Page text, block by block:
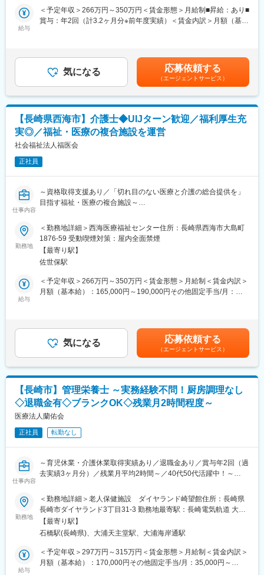
す。
・通所事業所（デイケア）
・訪問事業所（訪問介護）
その他、レクリエーション・余暇活動・外出支援、行事の企画と
実施等がございます。
趣味や個性を理解し、不安を安心感に変え、コミュニケーション
■就業時間について：
交替制（シフト制）となります。
◇シフトパターン
（1）07:00～16:00
（2）10:00～19:00
（3）13:00～22:00
◇夜勤
特養：22:00～07:00（休憩60分）又は13:00～07:00（休憩120
分）のどちらか選択可
老健：16:00～10:00（休憩120分）
■魅力：
賞与や昇給のための人事考課制度とは別に、介護従事者処遇改善
におけるスキルアップ研修制度を設けていますので内部・外部研
修を通じ働きながら自身の技術や知識・介護における快互の構築
れる仕組
みとなっていますので積極的に知識や技術を身につけられた方は
誕生日月には自己研鑽を促進するため研修費を一時金支給した
り、入職時や資格取得時にも一時金を支給しています。まとまっ
た資格取得費が必要な場合は法人の無利子奨学金の設置もありま
す。
給与
＜予定年収＞266万円～350万円＜賃金形態＞月給制■昇給：あり■
賞与：年2回（計3.2ヶ月分※前年度実績）＜賃金内訳＞月額（基本
10.6時間分／10,000円～20,000円（超過分は別途支給）・資格／
職務手当：6,000円～6,000円・制限手当：1,000円～3,500円・処
遇改善手当：8,500円～28,000円賃金はあくまでも目安の金額で
あり、選考を通じて上下する可能性があります。月給(月額)は固定
手当を含めた表記です。
気になる 応募依頼する
（エージェントサービス）
【長崎県西海市】介護士◆UIJターン歓迎／福利厚生充
実◎／福祉・医療の複合施設を運営
社会福祉法人福医会
正社員
仕事内容
～資格取得支援あり／「切れ目のない医療と介護の総合提供を」
目指す福祉・医療の複合施設～
■仕事内容：
・特別養護老人ホーム、短期入所における介護業務、それに付随
する業務
・介護療養型老人保健施設、短期（6床）における介護業務、それ
に付随する介護業務
・在宅事業所（デイケア・訪問介護等）における介護業務、それ
に付随する介護業務
その他、レクリエーション・余暇活動・外出支援、行事の企画と
実施等がございます。
趣味や個性を理解し、不安を安心感に変え、コミュニケーション
■魅力：
賞与や昇給のための人事考課制度とは別に、介護従事者処遇改善
におけるスキルアップ研修制度を設けていますので内部・外部研
修を通じ働きながら自身の技術や知識・介護における快互の構築
を目指すことができます。これに順じて修了ごとに手当は加算さ
れる仕組
みとなっていますので積極的に知識や技術を身につけられた方は
手当が高くなるよう設定しています。
また、受講ペースは任意ですので時期的に家庭を重視したい、子
育て世帯などの方は自身の周辺環境に応じて進めることも可能で
誕生日月には自己研鑽を促進するため研修費を一時金支給した
り、入職時や資格取得時にも一時金を支給しています。まとまっ
た資格取得費が必要な場合は法人の無利子奨学金の設置もありま
す。
■当法人について：
◇事業内容：高齢者福祉・介護（施設・在宅）、医療
勤務地
＜勤務地詳細＞西海医療福祉センター住所：長崎県西海市大島町
1876-59 受動喫煙対策：屋内全面禁煙
【最寄り駅】
佐世保駅
給与
＜予定年収＞266万円～350万円＜賃金形態＞月給制＜賃金内訳＞
月額（基本給）：165,000円～190,000円その他固定手当/月：
～9時間分／7,500円～15,000円（超過分は別途支給）・資格／職
務手当1,500円～5,000円・処遇改善手当5,000円～25,000円・制
限手当1,000円～2,000円賃金はあくまでも目安の金額であり、選
考を通じて上下する可能性があります。月給(月額)は固定手当を含
めた表記です。
気になる 応募依頼する
（エージェントサービス）
【長崎市】管理栄養士 ～実務経験不問！厨房調理なし
◇退職金有◇ブランクOK◇残業月2時間程度～
医療法人蘭佑会
正社員 転勤なし
仕事内容
～育児休業・介護休業取得実績あり／退職金あり／賞与年2回（過
去実績3ヶ月分）／残業月平均2時間～／40代50代活躍中！～
■業務内容：
介護老人保健施設（定員75名）における管理栄養士業務全般をお
任せします。
・施設利用者の状態にあった食事箋の決定・栄養管理
・厨房業者との連絡調整
・利用者の嚥下機能
・口腔機能のチェック
勤務地
＜勤務地詳細＞老人保健施設 ダイヤランド崎望館住所：長崎県
長崎市ダイヤランド3丁目31-3 勤務地最寄駅：長崎電気軌道 大浦
支線／石橋駅受動喫煙対策：屋内全面禁煙変更の範囲：会社の定
める事業所
【最寄り駅】
石橋駅(長崎県)、大浦天主堂駅、大浦海岸通駅
給与
＜予定年収＞297万円～315万円＜賃金形態＞月給制＜賃金内訳＞
月額（基本給）：170,000円その他固定手当/月：35,000円～